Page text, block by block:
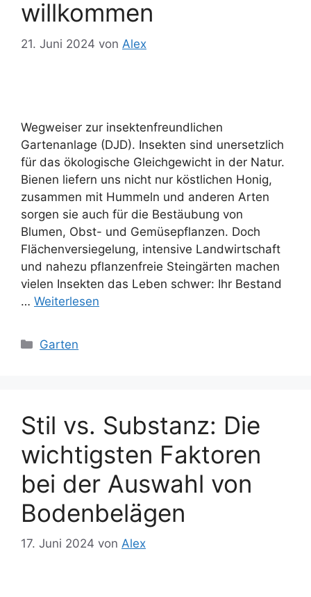
willkommen
21. Juni 2024 von Alex
Wegweiser zur insektenfreundlichen
Gartenanlage (DJD). Insekten sind unersetzlich
für das ökologische Gleichgewicht in der Natur.
Bienen liefern uns nicht nur köstlichen Honig,
zusammen mit Hummeln und anderen Arten
sorgen sie auch für die Bestäubung von
Blumen, Obst- und Gemüsepflanzen. Doch
Flächenversiegelung, intensive Landwirtschaft
und nahezu pflanzenfreie Steingärten machen
vielen Insekten das Leben schwer: Ihr Bestand
… Weiterlesen
Kategorien
Garten
Stil vs. Substanz: Die
wichtigsten Faktoren
bei der Auswahl von
Bodenbelägen
17. Juni 2024 von Alex